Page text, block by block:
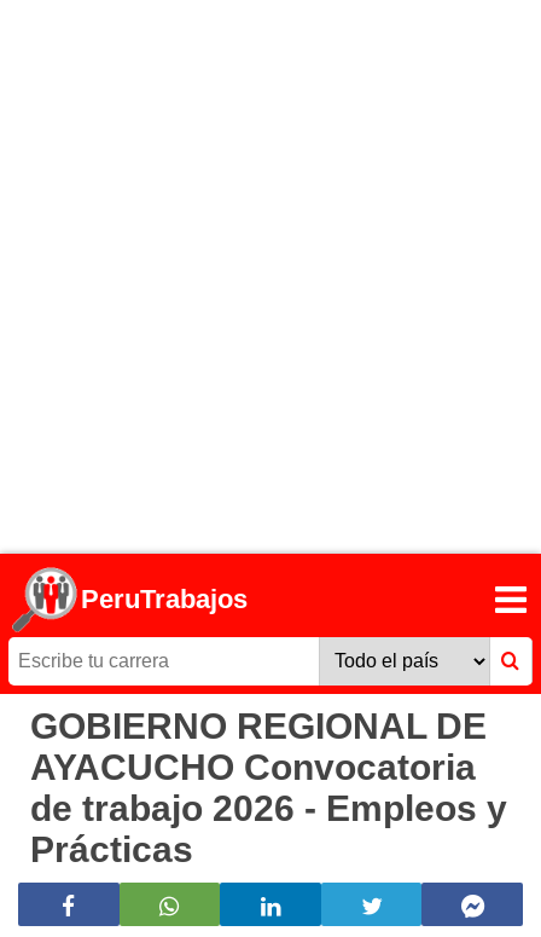
PeruTrabajos
GOBIERNO REGIONAL DE
AYACUCHO Convocatoria
de trabajo 2026 - Empleos y
Prácticas